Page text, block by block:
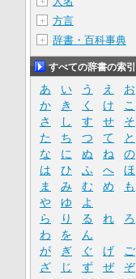
＋ 方言
＋ 辞書・百科事典
すべての辞書の索引
あ い う え
お
か
き く け
こ
さ
し す せ
そ
た
ち つ て
と
な
に ぬ ね
の
は
ひ ふ へ
ほ
ま
み む め
も
や
ゆ
よ
ら
り る れ
ろ
わ
を
ん
が
ぎ ぐ げ
ご
ざ
じ ず ぜ
ぞ